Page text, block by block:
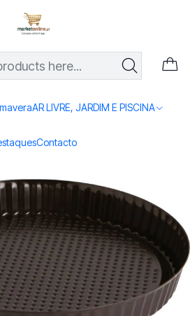
AR LIVRE, JARDIM E PISCINA
Contacto
para casa, jardim e bricolage
conforto COZINHA
PANELAS
ANTI-ADERENTE 25X3